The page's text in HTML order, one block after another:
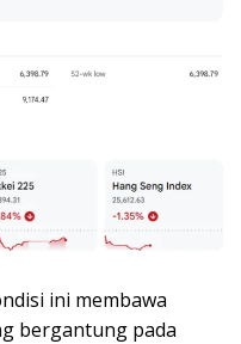
ini membawa
bergantung pada